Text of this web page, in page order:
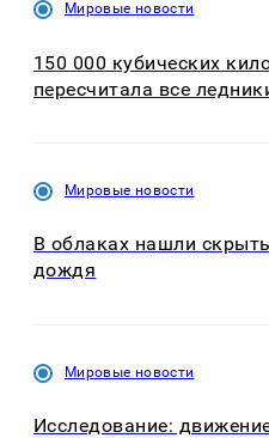
Мировые новости
150 000 кубических
пересчитала все
Мировые новости
В облаках нашли
дождя
Мировые новости
Исследование: